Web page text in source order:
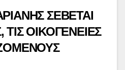
ΣΕΒΕΤΑΙ
ΟΙΚΟΓΕΝΕΙΕΣ